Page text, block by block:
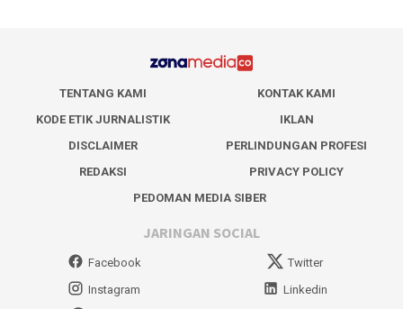
TENTANG KAMI
KONTAK KAMI
KODE ETIK JURNALISTIK
IKLAN
DISCLAIMER
PERLINDUNGAN PROFESI
REDAKSI
PRIVACY POLICY
PEDOMAN MEDIA SIBER
JARINGAN SOCIAL
Facebook
Twitter
Instagram
Linkedin